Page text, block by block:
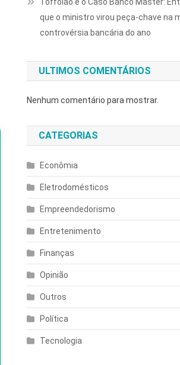
que o ministro virou peça-chave na
controvérsia bancária do ano
ULTIMOS COMENTÁRIOS
Nenhum comentário para mostrar.
CATEGORIAS
Econômia
Eletrodomésticos
Empreendedorismo
Entretenimento
Finanças
Opinião
Outros
Política
Tecnologia